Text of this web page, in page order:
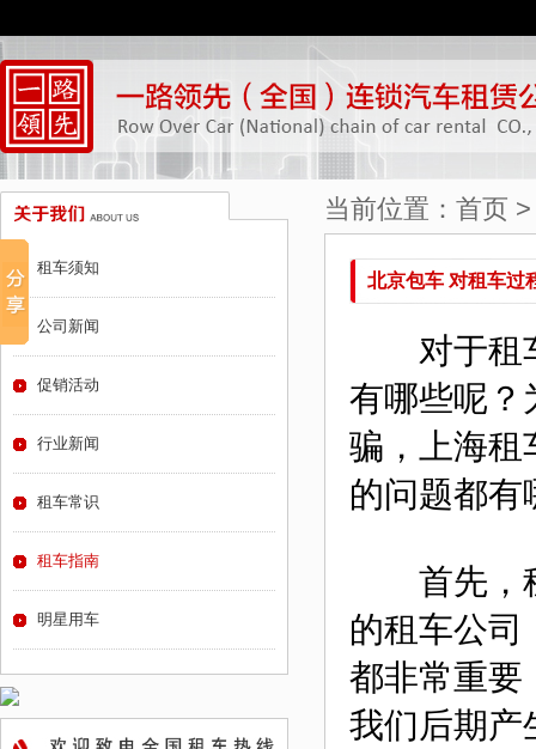
当前位置： 首页
北京包车 对租车过
对于租车
有哪些呢？
骗，上海租
的问题都有
首先，租
的租车公司
都非常重要
我们后期产
租车须知
公司新闻
促销活动
行业新闻
租车常识
租车指南
明星用车